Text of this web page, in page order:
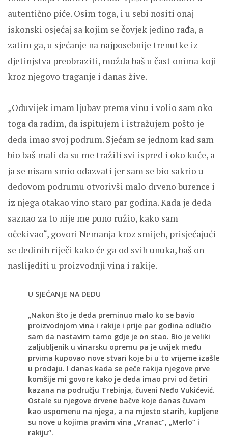
autentično piće. Osim toga, i u sebi nositi onaj
iskonski osjećaj sa kojim se čovjek jedino rađa, a
zatim ga, u sjećanje na najposebnije trenutke iz
djetinjstva preobraziti, možda baš u čast onima koji
kroz njegovo traganje i danas žive.
„Oduvijek imam ljubav prema vinu i volio sam oko
toga da radim, da ispitujem i istražujem pošto je
deda imao svoj podrum. Sjećam se jednom kad sam
bio baš mali da su me tražili svi ispred i oko kuće, a
ja se nisam smio odazvati jer sam se bio sakrio u
dedovom podrumu otvorivši malo drveno burence i
iz njega otakao vino staro par godina. Kada je deda
saznao za to nije me puno ružio, kako sam
očekivao“, govori Nemanja kroz smijeh, prisjećajući
se dedinih riječi kako će ga od svih unuka, baš on
naslijediti u proizvodnji vina i rakije.
U SJEĆANJE NA DEDU
„Nakon što je deda preminuo malo ko se bavio
proizvodnjom vina i rakije i prije par godina odlučio
sam da nastavim tamo gdje je on stao. Bio je veliki
zaljubljenik u vinarsku opremu pa je uvijek među
prvima kupovao nove stvari koje bi u to vrijeme izašle
u prodaju. I danas kada se peče rakija njegove prve
komšije mi govore kako je deda imao prvi od četiri
kazana na području Trebinja, čuveni Neđo Vukićević.
Ostale su njegove drvene bačve koje danas čuvam
kao uspomenu na njega, a na mjesto starih, kupljene
su nove u kojima pravim vina „Vranac“, „Merlo“ i
rakiju“.